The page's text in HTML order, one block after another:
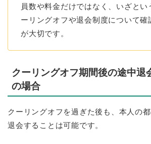
員数や料金だけではなく、いざとい
ーリングオフや退会制度について確
が大切です。
クーリングオフ期間後の途中退
の場合
クーリングオフを過ぎた後も、本人の
退会することは可能です。